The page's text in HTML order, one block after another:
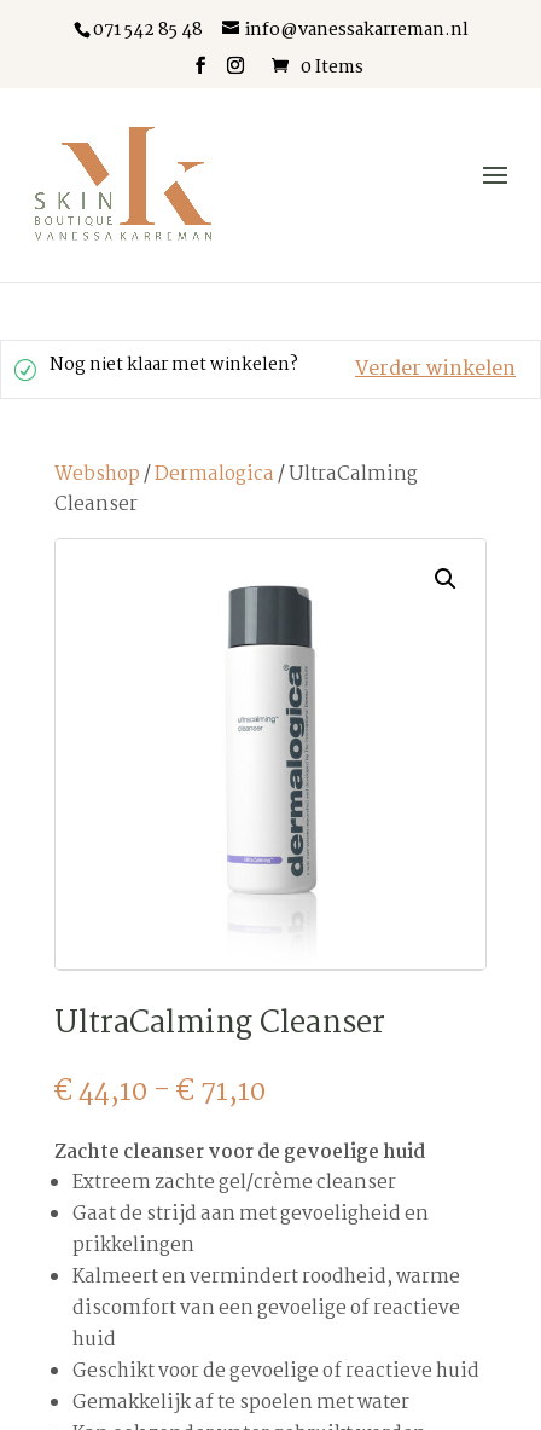
071 542 85 48
info@vanessakarreman.nl
0 Items
Verder winkelen
Nog niet klaar met winkelen?
Webshop/Dermalogica/ UltraCalming
Cleanser
UltraCalming Cleanser
€44,10 -€71,10Prijsklasse:
tot
€ 71,10
Zachte cleanser voor de gevoelige huid
Extreem zachte gel/crème cleanser
Gaat de strijd aan met gevoeligheid en
prikkelingen
Kalmeert en vermindert roodheid, warme
discomfort van een gevoelige of reactieve
huid
Geschikt voor de gevoelige of reactieve huid
Gemakkelijk af te spoelen met water